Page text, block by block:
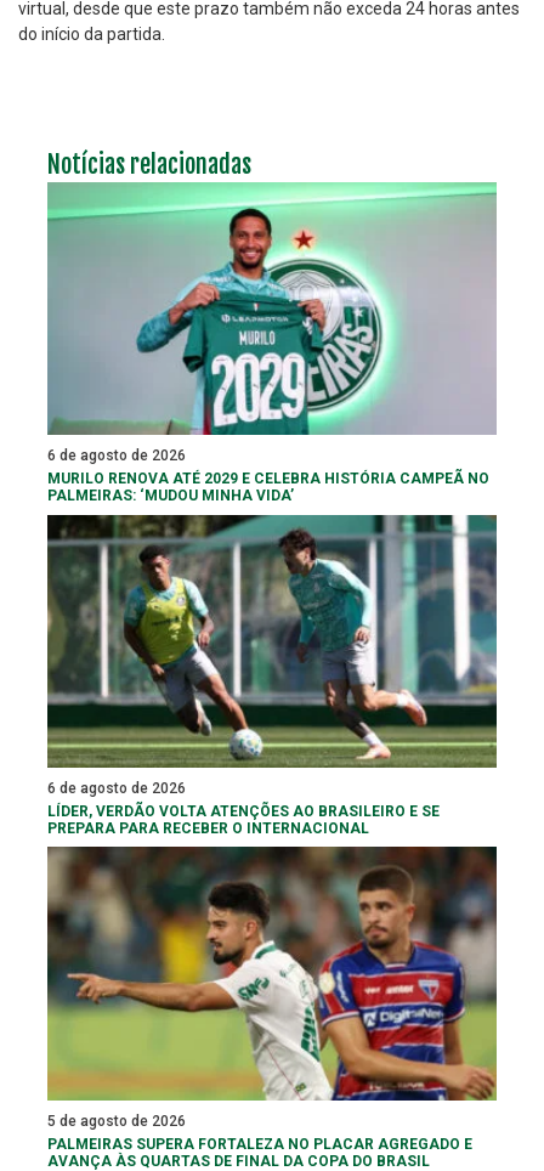
virtual, desde que este prazo também não exceda 24 horas antes
do início da partida.
Notícias relacionadas
6 de agosto de 2026
MURILO RENOVA ATÉ 2029 E CELEBRA HISTÓRIA CAMPEÃ NO
PALMEIRAS: ‘MUDOU MINHA VIDA’
6 de agosto de 2026
LÍDER, VERDÃO VOLTA ATENÇÕES AO BRASILEIRO E SE
PREPARA PARA RECEBER O INTERNACIONAL
5 de agosto de 2026
PALMEIRAS SUPERA FORTALEZA NO PLACAR AGREGADO E
AVANÇA ÀS QUARTAS DE FINAL DA COPA DO BRASIL